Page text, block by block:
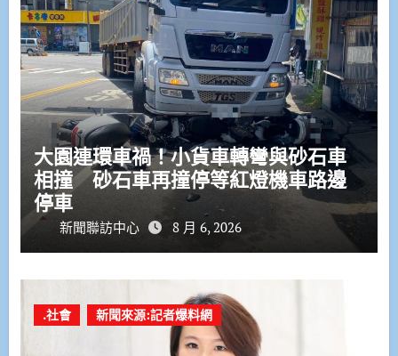
大園連環車禍！小貨車轉彎與砂石車
相撞 砂石車再撞停等紅燈機車路邊
停車
新聞聯訪中心 8 月 6, 2026
.社會 新聞來源:記者爆料網